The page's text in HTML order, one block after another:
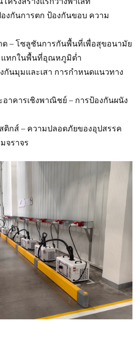
งกันการตก ป้องกันขอบ ความ
ด – โซลูชันการกันพื้นที่เพื่อสุขอนามัย
แทกในพื้นที่อุณหภูมิต่ำ
กันมุมและเสา การกำหนดแนวทาง
าคารเชิงพาณิชย์ – การป้องกันผนัง
ติกส์ – ความปลอดภัยของอุปสรรค
จราจร